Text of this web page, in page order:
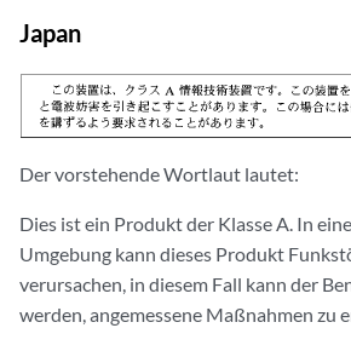
Japan
Der vorstehende Wortlaut lautet:
Dies ist ein Produkt der Klasse A. In
Umgebung kann dieses Produkt
verursachen, in diesem Fall kann der
werden, angemessene Maßnahmen zu